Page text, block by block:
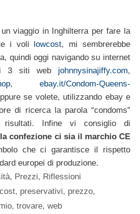
viaggio in Inghilterra per fare la
i voli lowcost, mi sembrerebbe
quindi oggi navigando su internet
3 siti web johnnysinajiffy.com,
, ebay.it/Condom-Queens-
se volete, utilizzando ebay e
di ricerca la parola “condoms”
risultati. Infine vi consiglio di
confezione ci sia il marchio CE
che ci garantisce il rispetto
europei di produzione.
, Prezzi, Riflessioni
cost, preservativi, prezzo,
, trovare, web